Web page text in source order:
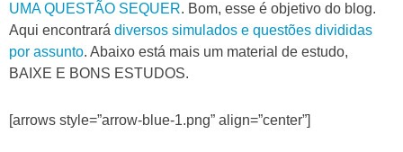
UMA QUESTÃO SEQUER. Bom, esse é objetivo do blog.
Aqui encontrará diversos simulados e questões divididas
por assunto. Abaixo está mais um material de estudo,
BAIXE E BONS ESTUDOS.
[arrows style=”arrow-blue-1.png” align=”center”]